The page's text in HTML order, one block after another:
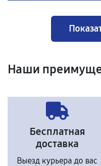
Наши
Бесплатная
доставка
Выезд курьера до вас